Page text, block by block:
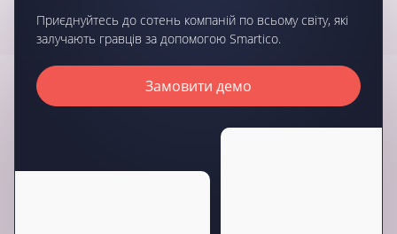
Приєднуйтесь до сотень компаній по всьому світу, які
залучають гравців за допомогою Smartico.
Замовити демо